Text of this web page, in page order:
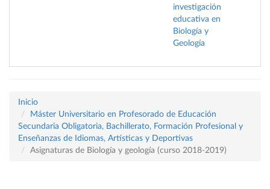
investigación
educativa en
Biología y
Geología
Inicio
Máster Universitario en Profesorado de Educación
Secundaria Obligatoria, Bachillerato, Formación Profesional y
Enseñanzas de Idiomas, Artísticas y Deportivas
Asignaturas de Biología y geología (curso 2018-2019)